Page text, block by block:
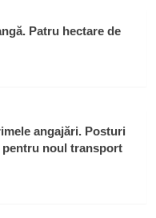
Patru hectare de
angajări. Posturi
noul transport